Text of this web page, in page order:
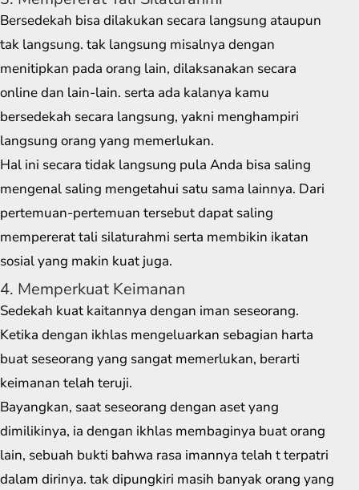
Bersedekah bisa dilakukan secara langsung ataupun
tak langsung. tak langsung misalnya dengan
menitipkan pada orang lain, dilaksanakan secara
online dan lain-lain. serta ada kalanya kamu
bersedekah secara langsung, yakni menghampiri
langsung orang yang memerlukan.
Hal ini secara tidak langsung pula Anda bisa saling
mengenal saling mengetahui satu sama lainnya. Dari
pertemuan-pertemuan tersebut dapat saling
mempererat tali silaturahmi serta membikin ikatan
sosial yang makin kuat juga.
4. Memperkuat Keimanan
Sedekah kuat kaitannya dengan iman seseorang.
Ketika dengan ikhlas mengeluarkan sebagian harta
buat seseorang yang sangat memerlukan, berarti
keimanan telah teruji.
Bayangkan, saat seseorang dengan aset yang
dimilikinya, ia dengan ikhlas membaginya buat orang
lain, sebuah bukti bahwa rasa imannya telah t terpatri
dalam dirinya. tak dipungkiri masih banyak orang yang